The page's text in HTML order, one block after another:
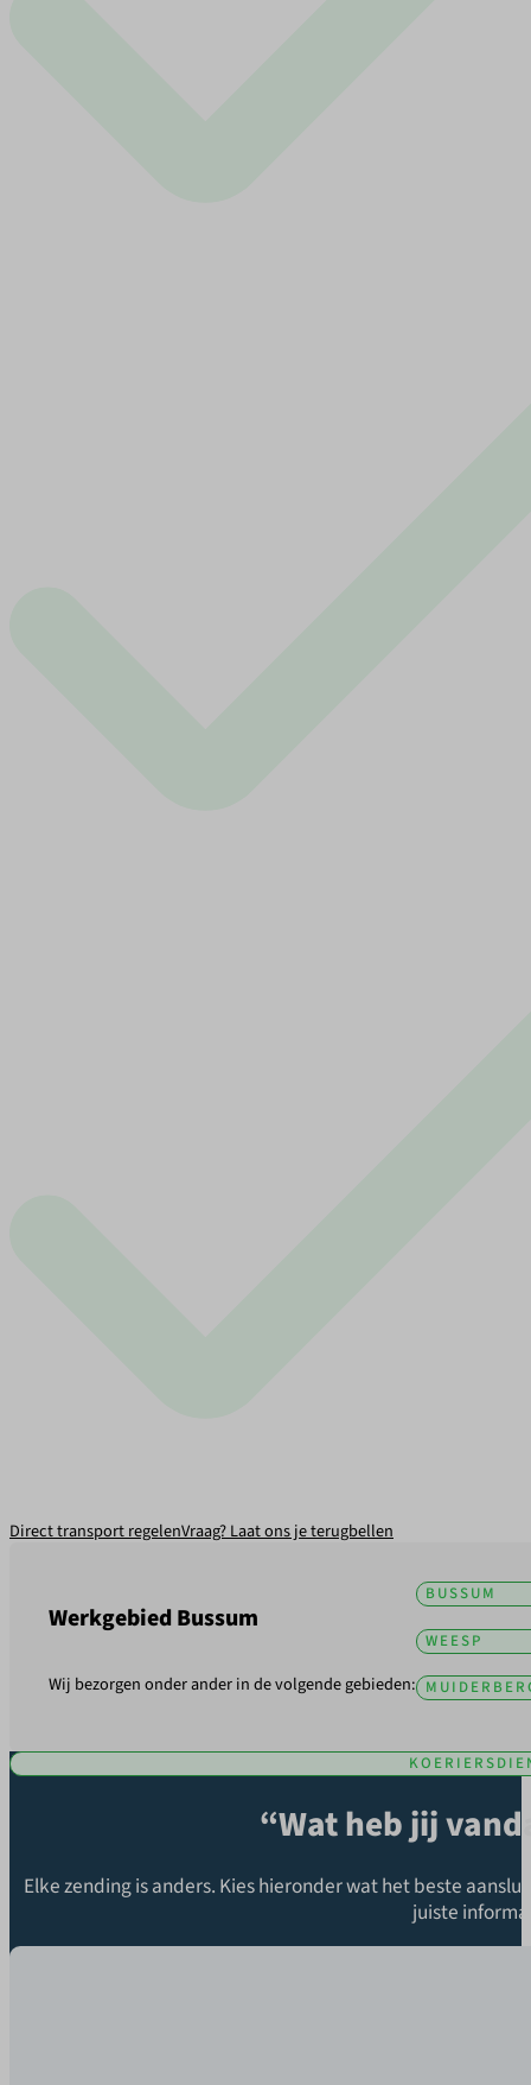
Direct transport regelenVraag? Laat ons je terugbellen
Werkgebied Bussum
Wij bezorgen onder ander in de volgende gebieden:
BUSSUM
WEESP
“Wat heb jij
Elke zending is anders. Kies hieronder wat het beste
juiste